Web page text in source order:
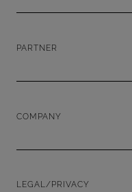
PARTNER
COMPANY
LEGAL/PRIVACY